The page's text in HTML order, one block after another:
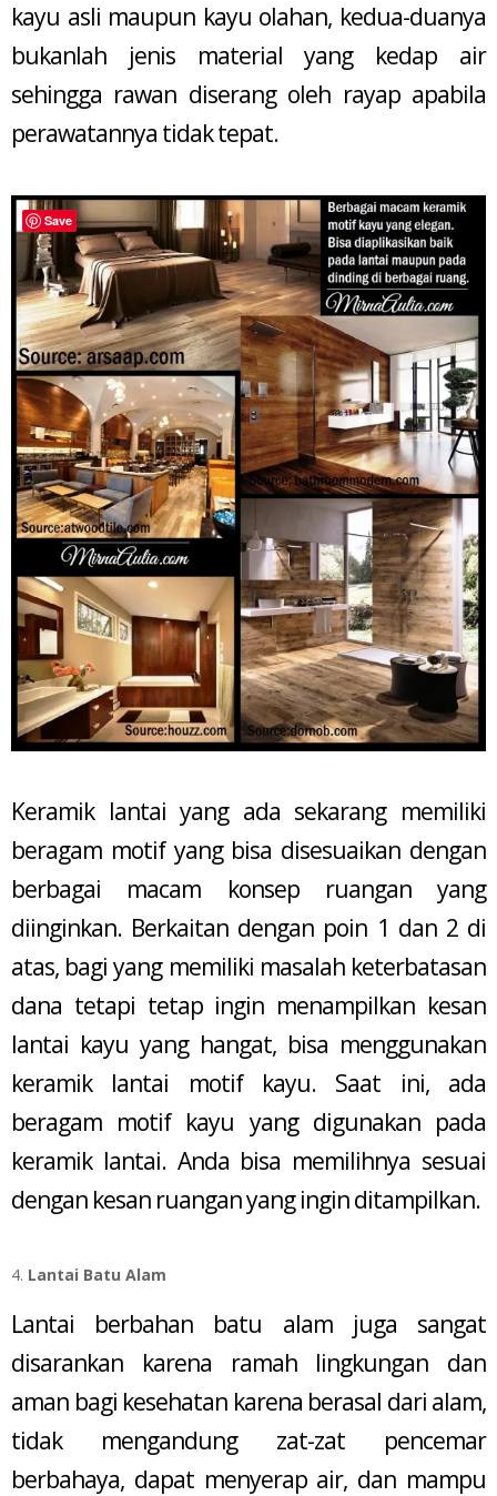
kayu asli maupun kayu olahan, kedua-duanya
bukanlah jenis material yang kedap air
sehingga rawan diserang oleh rayap apabila
perawatannya tidak tepat.
Keramik lantai yang ada sekarang memiliki
beragam motif yang bisa disesuaikan dengan
berbagai macam konsep ruangan yang
diinginkan. Berkaitan dengan poin 1 dan 2 di
atas, bagi yang memiliki masalah keterbatasan
dana tetapi tetap ingin menampilkan kesan
lantai kayu yang hangat, bisa menggunakan
keramik lantai motif kayu. Saat ini, ada
beragam motif kayu yang digunakan pada
keramik lantai. Anda bisa memilihnya sesuai
dengan kesan ruangan yang ingin ditampilkan.
Lantai Batu Alam
Lantai berbahan batu alam juga sangat
disarankan karena ramah lingkungan dan
aman bagi kesehatan karena berasal dari alam,
tidak mengandung zat-zat pencemar
berbahaya, dapat menyerap air, dan mampu
Save